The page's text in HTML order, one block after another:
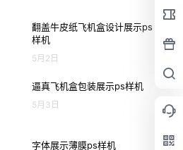
翻盖牛皮纸飞机盒设计展示ps
样机
5月2日
逼真飞机盒包装展示ps样机
5月3日
字体展示薄膜ps样机